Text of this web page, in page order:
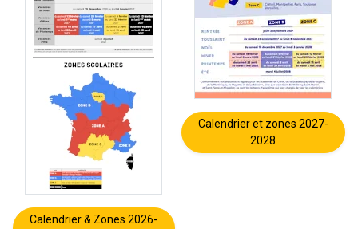
Calendrier & Zones 2026-
Calendrier et zones 2027-
2028